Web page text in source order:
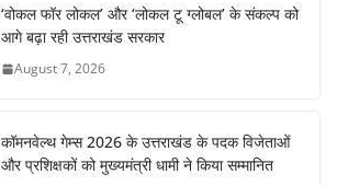
‘वोकल फॉर लोकल’ और ‘लोकल टू ग्लोबल’ के संकल्प को
आगे बढ़ा रही उत्तराखंड सरकार
August 7, 2026
कॉमनवेल्थ गेम्स 2026 के उत्तराखंड के पदक विजेताओं
और प्रशिक्षकों को मुख्यमंत्री धामी ने किया सम्मानित